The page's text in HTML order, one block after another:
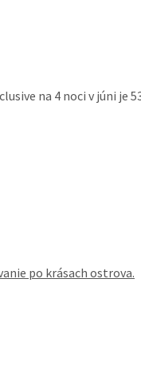
na 4 noci v júni je
po krásach ostrova.